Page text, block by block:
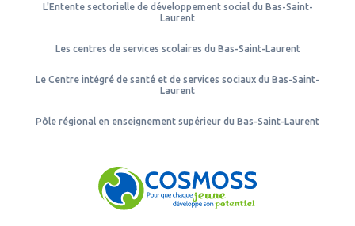
L'Entente sectorielle de développement social du Bas-Saint-
Laurent
Les centres de services scolaires du Bas-Saint-Laurent
Le Centre intégré de santé et de services sociaux du Bas-Saint-
Laurent
Pôle régional en enseignement supérieur du Bas-Saint-Laurent